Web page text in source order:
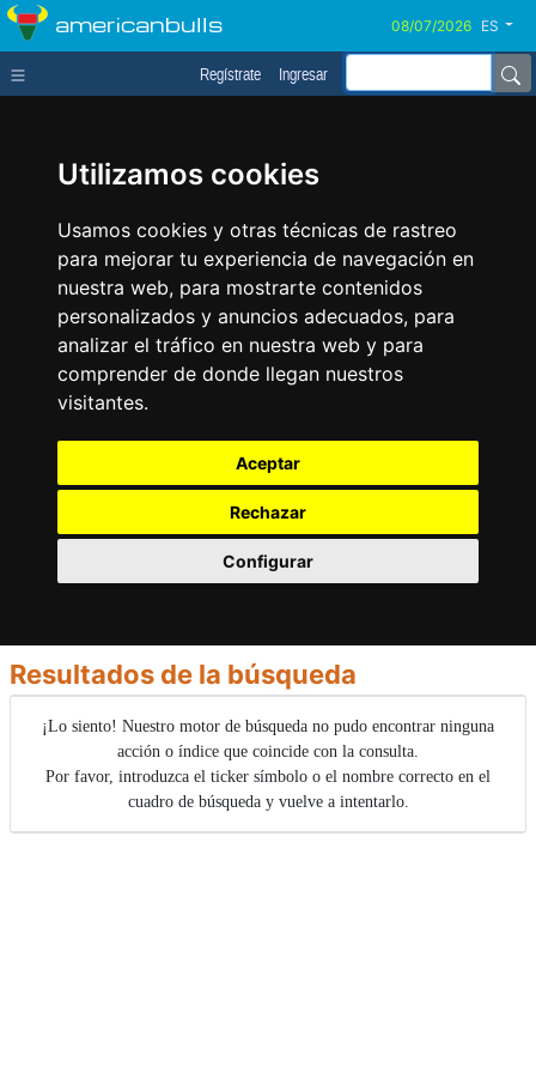
Utilizamos cookies
Usamos cookies y otras técnicas de rastreo
para mejorar tu experiencia de navegación en
nuestra web, para mostrarte contenidos
personalizados y anuncios adecuados, para
analizar el tráfico en nuestra web y para
comprender de donde llegan nuestros
visitantes.
Aceptar
Rechazar
Configurar
americanbulls ES
Regístrate Ingresar
Resultados de la búsqueda
¡Lo siento! Nuestro motor de búsqueda no pudo encontrar ninguna
acción o índice que coincide con la consulta.
Por favor, introduzca el ticker símbolo o el nombre correcto en el
cuadro de búsqueda y vuelve a intentarlo.